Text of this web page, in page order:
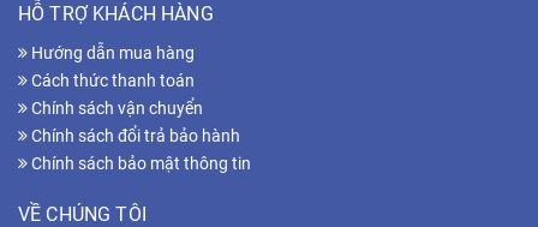
HỖ TRỢ KHÁCH HÀNG
Hướng dẫn mua hàng
Cách thức thanh toán
Chính sách vận chuyển
Chính sách đổi trả bảo hành
Chính sách bảo mật thông tin
VỀ CHÚNG TÔI